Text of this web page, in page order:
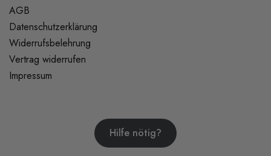
AGB
Datenschutzerklärung
Widerrufsbelehrung
Vertrag widerrufen
Impressum
Hilfe nötig?